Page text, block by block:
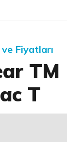
Fiyatları
TM
T